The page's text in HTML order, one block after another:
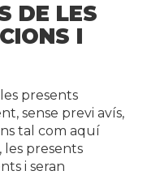
DE LES
I
presents
sense previ avís,
tal com aquí
les presents
i seran